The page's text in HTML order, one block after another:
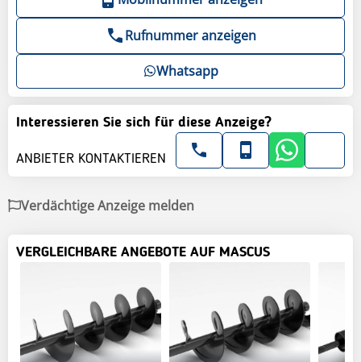
Rufnummer anzeigen
Whatsapp
Interessieren Sie sich für diese Anzeige?
ANBIETER KONTAKTIEREN
Verdächtige Anzeige melden
VERGLEICHBARE ANGEBOTE AUF MASCUS